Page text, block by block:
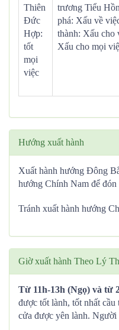
Thiên
Đức
Hợp:
tốt
mọi
việc
trương Tiểu
phá: Xấu về
thành: Xấu cho
Xấu cho mọi
Hướng xuất hành
Xuất hành hướng Đông
hướng Chính Nam để
Tránh xuất hành hướng
Giờ xuất hành Theo Lý
Từ 11h-13h (Ngọ) và từ
được tốt lành, tốt nhất
cửa được yên lành. Người